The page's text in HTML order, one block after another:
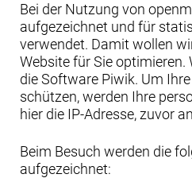
main
content
Bei der Nutzung von
aufgezeichnet und für
verwendet. Damit wollen
Website für Sie optimieren.
die Software Piwik. Um
schützen, werden Ihre
hier die IP-Adresse, zuvor
Beim Besuch werden die
aufgezeichnet: